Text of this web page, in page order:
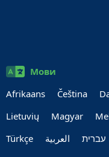
Мови
Afrikaans
Čeština
Lietuvių
Magyar
Türkçe
العربية‏ עברית‏